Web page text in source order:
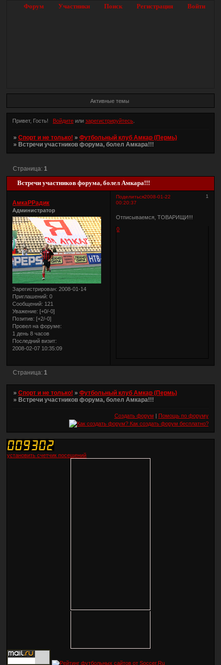
Форум Участники Поиск Регистрация Войти
Активные темы
Привет, Гость! Войдитеили зарегистрируйтесь.
» Спорт и не только! » Футбольный клуб Амкар (Пермь)
» Встречи участников форума, болел Амкара!!!
Встречи участников форума, болел Амкара!!!
Страница: 1
Поделиться 1
2008-01-22
00:20:37
АмкаРРадик
Администратор
Зарегистрирован: 2008-01-14
Приглашений: 0
Сообщений: 121
Уважение: [+0/-0]
Позитив: [+2/-0]
Провел на форуме:
1 день 8 часов
Последний визит:
2008-02-07 10:35:09
Отписываемся, ТОВАРИЩИ!!!
0
Страница: 1
» Спорт и не только! » Футбольный клуб Амкар (Пермь)
» Встречи участников форума, болел Амкара!!!
Создать форум | Помощь по форуму
установить счетчик посещений